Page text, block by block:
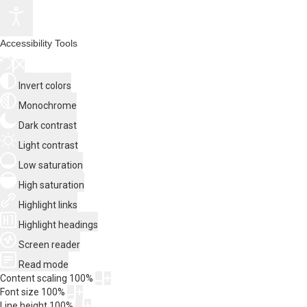
Accessibility Tools
Invert colors
Monochrome
Dark contrast
Light contrast
Low saturation
High saturation
Highlight links
Highlight headings
Screen reader
Read mode
Content scaling 100%
Font size 100%